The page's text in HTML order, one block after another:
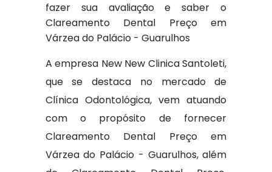
fazer sua avaliação e saber o
Clareamento Dental Preço em
Várzea do Palácio - Guarulhos
A empresa New New Clinica Santoleti,
que se destaca no mercado de
Clínica Odontológica, vem atuando
com o propósito de fornecer
Clareamento Dental Preço em
Várzea do Palácio - Guarulhos, além